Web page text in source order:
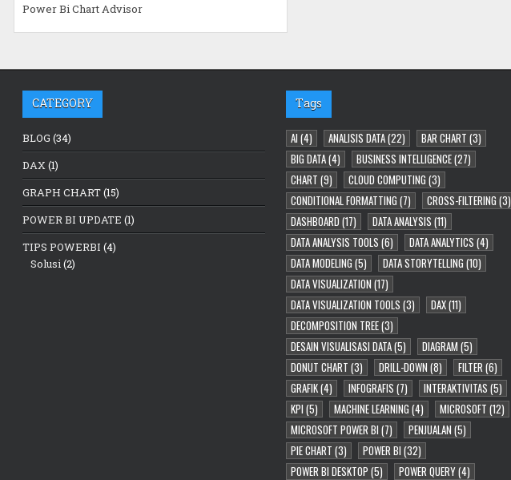
Power Bi Chart Advisor
CATEGORY
BLOG (34)
DAX(1)
GRAPH CHART(15)
POWER BI UPDATE (1)
TIPS POWERBI (4)
Solusi(2)
Tags
AI (4) ANALISIS DATA(22) BAR CHART (3)
BIG DATA(4) BUSINESS INTELLIGENCE(27)
CHART (9) CLOUD COMPUTING (3)
CONDITIONAL FORMATTING (7) CROSS-FILTERING (3)
DASHBOARD (17) DATA ANALYSIS (11)
DATA ANALYSIS TOOLS (6) DATA ANALYTICS (4)
DATA MODELING (5) DATA STORYTELLING (10)
DATA VISUALIZATION (17)
DATA VISUALIZATION TOOLS (3) DAX(11)
DECOMPOSITION TREE(3)
DESAIN VISUALISASI DATA(5) DIAGRAM (5)
DONUT CHART (3) DRILL-DOWN (8) FILTER (6)
GRAFIK(4) INFOGRAFIS (7) INTERAKTIVITAS (5)
KPI (5) MACHINE LEARNING (4) MICROSOFT (12)
MICROSOFT POWER BI (7) PENJUALAN (5)
PIE CHART (3) POWER BI (32)
POWER BI DESKTOP (5) POWER QUERY(4)